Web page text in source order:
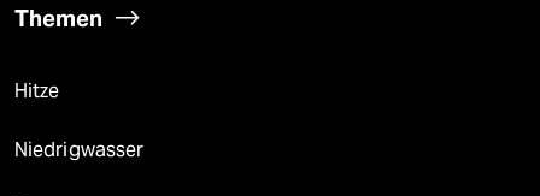
Themen
Hitze
Niedrigwasser